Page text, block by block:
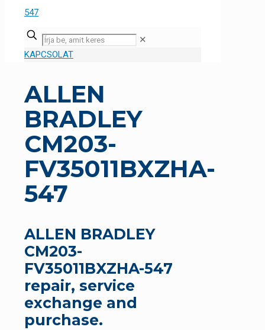
✕
KAPCSOLAT
ALLEN
BRADLEY
CM203-
FV35011BXZHA-
547
ALLEN BRADLEY
CM203-
FV35011BXZHA-547
repair, service
exchange and
purchase.